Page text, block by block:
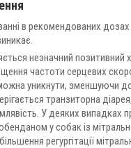
в рекомендованих
незначний позитивний
частоти серцевих
уникнути, зменшуючи
транзиторна
У деяких випадках
у собак із
регургітації